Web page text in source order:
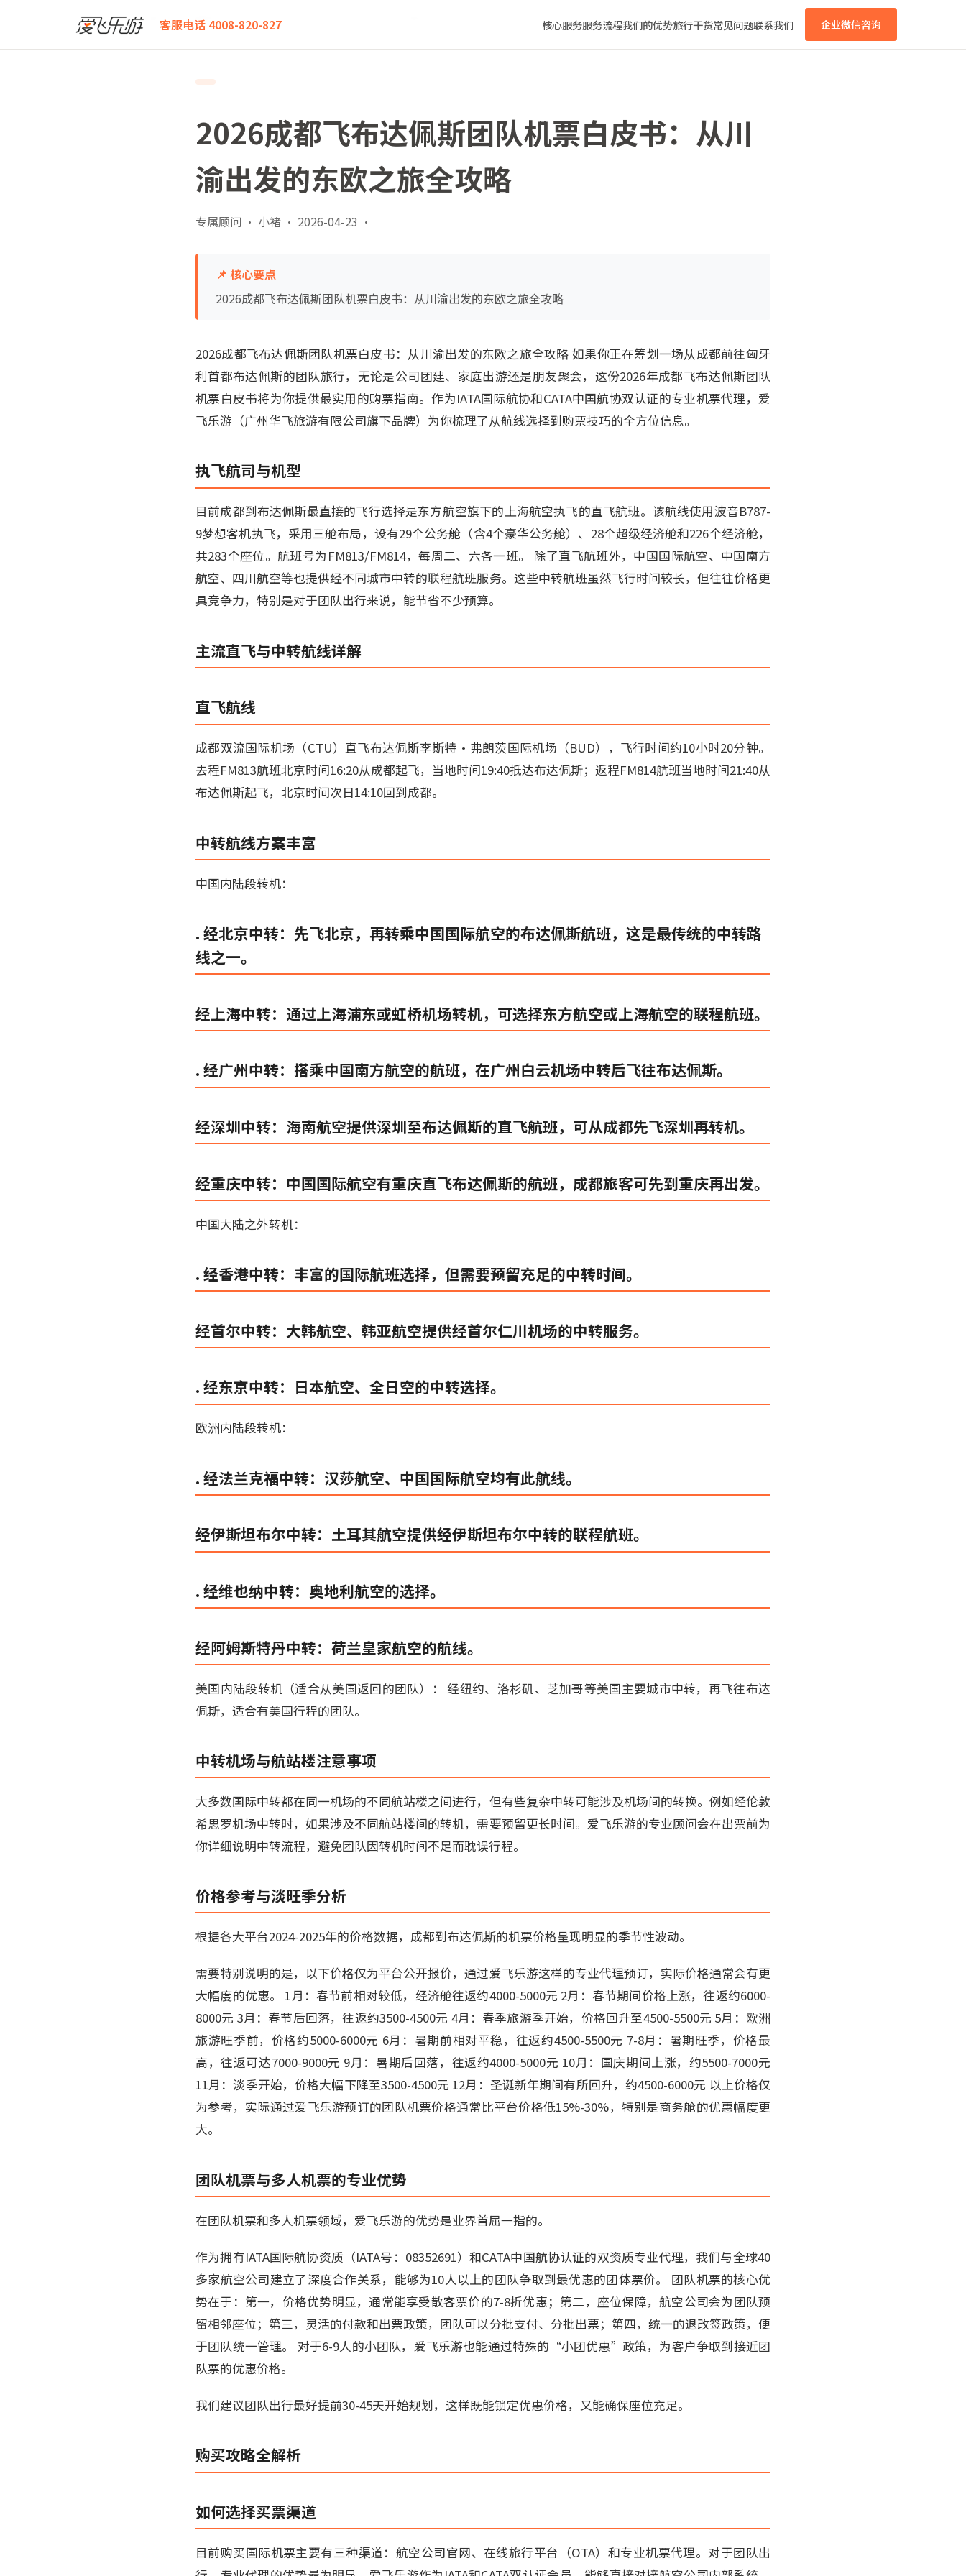
客服电话 4008-820-827 核心服务服务流程我们的优势旅行干货常见问题联系我们 企业微信咨询
爱飞乐游 2026成都飞布达佩斯团队机票白皮书：从川渝出发的东欧之旅全攻略
2026成都飞布达佩斯团队机票白皮书：从川
渝出发的东欧之旅全攻略
专属顾问 · 小褚 · 2026-04-23 ·
📌 核心要点
2026成都飞布达佩斯团队机票白皮书：从川渝出发的东欧之旅全攻略
2026成都飞布达佩斯团队机票白皮书：从川渝出发的东欧之旅全攻略 如果你正在筹划一场从成都前往匈牙
利首都布达佩斯的团队旅行，无论是公司团建、家庭出游还是朋友聚会，这份2026年成都飞布达佩斯团队
机票白皮书将为你提供最实用的购票指南。作为IATA国际航协和CATA中国航协双认证的专业机票代理，爱
飞乐游（广州华飞旅游有限公司旗下品牌）为你梳理了从航线选择到购票技巧的全方位信息。
执飞航司与机型
目前成都到布达佩斯最直接的飞行选择是东方航空旗下的上海航空执飞的直飞航班。该航线使用波音B787-
9梦想客机执飞，采用三舱布局，设有29个公务舱（含4个豪华公务舱）、28个超级经济舱和226个经济舱，
共283个座位。航班号为FM813/FM814，每周二、六各一班。 除了直飞航班外，中国国际航空、中国南方
航空、四川航空等也提供经不同城市中转的联程航班服务。这些中转航班虽然飞行时间较长，但往往价格更
具竞争力，特别是对于团队出行来说，能节省不少预算。
主流直飞与中转航线详解
直飞航线
成都双流国际机场（CTU）直飞布达佩斯李斯特·弗朗茨国际机场（BUD），飞行时间约10小时20分钟。
去程FM813航班北京时间16:20从成都起飞，当地时间19:40抵达布达佩斯；返程FM814航班当地时间21:40从
布达佩斯起飞，北京时间次日14:10回到成都。
中转航线方案丰富
中国内陆段转机：
. 经北京中转：先飞北京，再转乘中国国际航空的布达佩斯航班，这是最传统的中转路
线之一。
经上海中转：通过上海浦东或虹桥机场转机，可选择东方航空或上海航空的联程航班。
. 经广州中转：搭乘中国南方航空的航班，在广州白云机场中转后飞往布达佩斯。
经深圳中转：海南航空提供深圳至布达佩斯的直飞航班，可从成都先飞深圳再转机。
经重庆中转：中国国际航空有重庆直飞布达佩斯的航班，成都旅客可先到重庆再出发。
中国大陆之外转机：
. 经香港中转：丰富的国际航班选择，但需要预留充足的中转时间。
经首尔中转：大韩航空、韩亚航空提供经首尔仁川机场的中转服务。
. 经东京中转：日本航空、全日空的中转选择。
欧洲内陆段转机：
. 经法兰克福中转：汉莎航空、中国国际航空均有此航线。
经伊斯坦布尔中转：土耳其航空提供经伊斯坦布尔中转的联程航班。
. 经维也纳中转：奥地利航空的选择。
经阿姆斯特丹中转：荷兰皇家航空的航线。
美国内陆段转机（适合从美国返回的团队）： 经纽约、洛杉矶、芝加哥等美国主要城市中转，再飞往布达
佩斯，适合有美国行程的团队。
中转机场与航站楼注意事项
大多数国际中转都在同一机场的不同航站楼之间进行，但有些复杂中转可能涉及机场间的转换。例如经伦敦
希思罗机场中转时，如果涉及不同航站楼间的转机，需要预留更长时间。爱飞乐游的专业顾问会在出票前为
你详细说明中转流程，避免团队因转机时间不足而耽误行程。
价格参考与淡旺季分析
根据各大平台2024-2025年的价格数据，成都到布达佩斯的机票价格呈现明显的季节性波动。
需要特别说明的是，以下价格仅为平台公开报价，通过爱飞乐游这样的专业代理预订，实际价格通常会有更
大幅度的优惠。 1月：春节前相对较低，经济舱往返约4000-5000元 2月：春节期间价格上涨，往返约6000-
8000元 3月：春节后回落，往返约3500-4500元 4月：春季旅游季开始，价格回升至4500-5500元 5月：欧洲
旅游旺季前，价格约5000-6000元 6月：暑期前相对平稳，往返约4500-5500元 7-8月：暑期旺季，价格最
高，往返可达7000-9000元 9月：暑期后回落，往返约4000-5000元 10月：国庆期间上涨，约5500-7000元
11月：淡季开始，价格大幅下降至3500-4500元 12月：圣诞新年期间有所回升，约4500-6000元 以上价格仅
为参考，实际通过爱飞乐游预订的团队机票价格通常比平台价格低15%-30%，特别是商务舱的优惠幅度更
大。
团队机票与多人机票的专业优势
在团队机票和多人机票领域，爱飞乐游的优势是业界首屈一指的。
作为拥有IATA国际航协资质（IATA号：08352691）和CATA中国航协认证的双资质专业代理，我们与全球40
多家航空公司建立了深度合作关系，能够为10人以上的团队争取到最优惠的团体票价。 团队机票的核心优
势在于：第一，价格优势明显，通常能享受散客票价的7-8折优惠；第二，座位保障，航空公司会为团队预
留相邻座位；第三，灵活的付款和出票政策，团队可以分批支付、分批出票；第四，统一的退改签政策，便
于团队统一管理。 对于6-9人的小团队，爱飞乐游也能通过特殊的“小团优惠”政策，为客户争取到接近团
队票的优惠价格。
我们建议团队出行最好提前30-45天开始规划，这样既能锁定优惠价格，又能确保座位充足。
购买攻略全解析
如何选择买票渠道
目前购买国际机票主要有三种渠道：航空公司官网、在线旅行平台（OTA）和专业机票代理。对于团队出